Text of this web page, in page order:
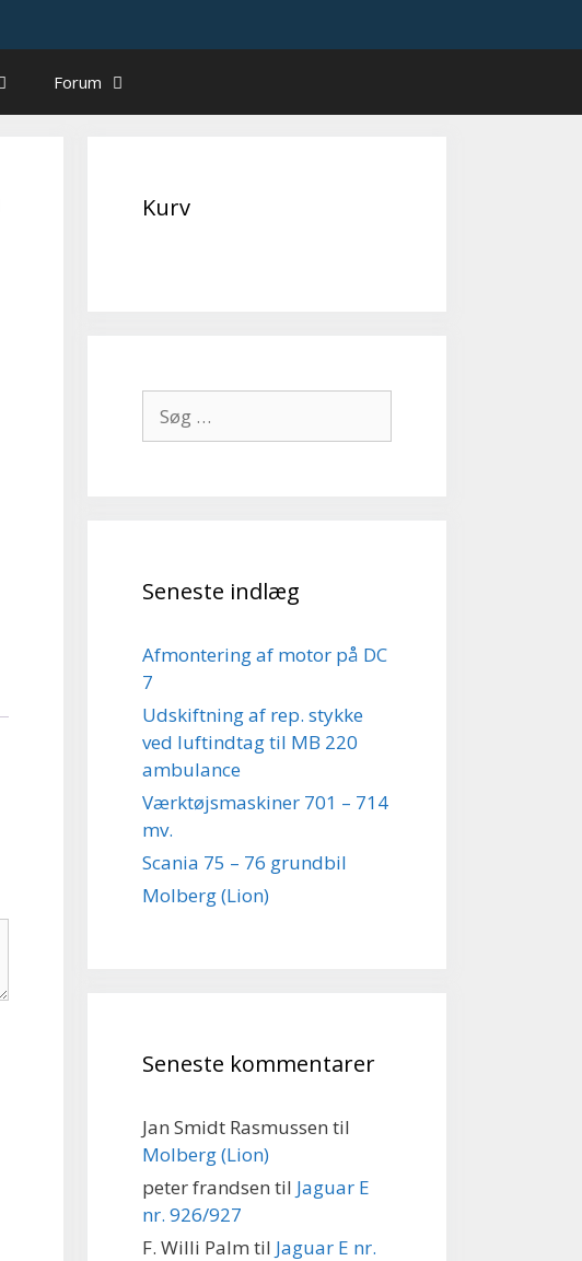
Forum
Kurv
efter:
Seneste indlæg
Afmontering af motor på DC
7
Udskiftning af rep. stykke
ved luftindtag til MB 220
ambulance
Værktøjsmaskiner 701 – 714
mv.
Scania 75 – 76 grundbil
Molberg (Lion)
Seneste kommentarer
Jan Smidt Rasmussen til
Molberg (Lion)
peter frandsen til Jaguar E
nr. 926/927
F. Willi Palm til Jaguar E nr.